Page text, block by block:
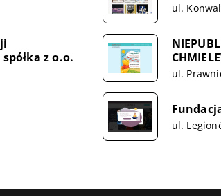
ul.
z o.o.
ul.
ul.